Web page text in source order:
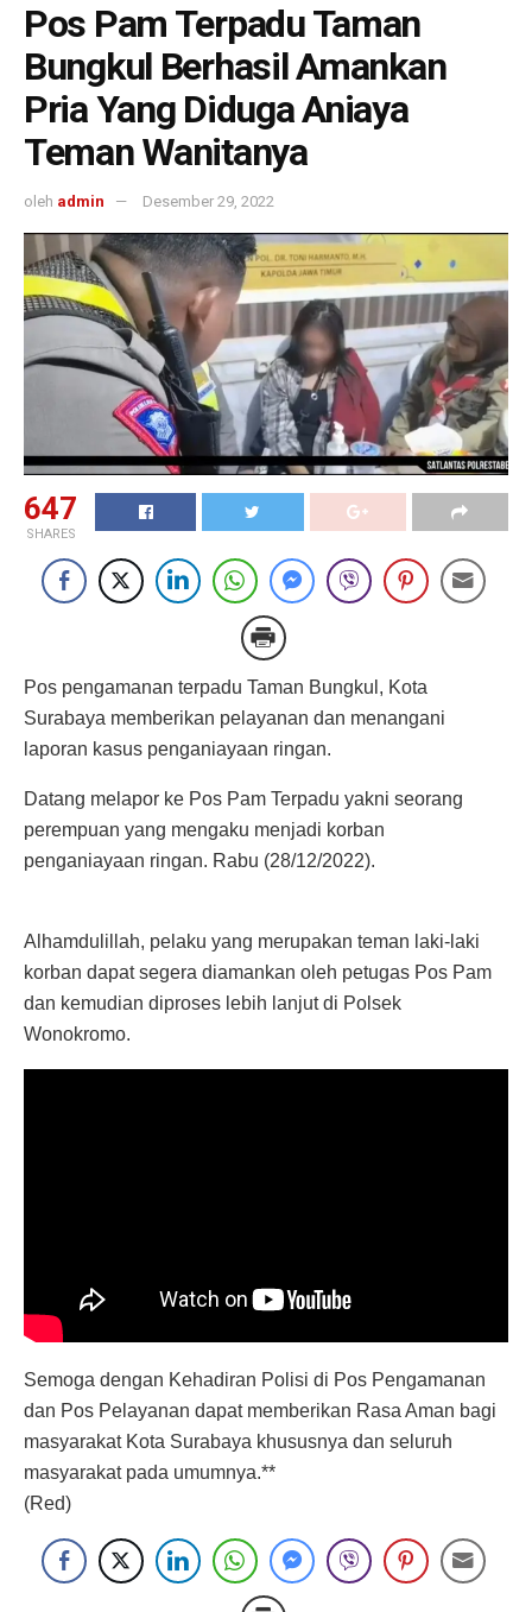
Pos Pam Terpadu Taman
Bungkul Berhasil Amankan
Pria Yang Diduga Aniaya
Teman Wanitanya
oleh admin Desember 29, 2022
647
SHARES
Pos pengamanan terpadu Taman Bungkul, Kota
Surabaya memberikan pelayanan dan menangani
laporan kasus penganiayaan ringan.
Datang melapor ke Pos Pam Terpadu yakni seorang
perempuan yang mengaku menjadi korban
penganiayaan ringan. Rabu (28/12/2022).
Alhamdulillah, pelaku yang merupakan teman laki-laki
korban dapat segera diamankan oleh petugas Pos Pam
dan kemudian diproses lebih lanjut di Polsek
Wonokromo.
Semoga dengan Kehadiran Polisi di Pos Pengamanan
dan Pos Pelayanan dapat memberikan Rasa Aman bagi
masyarakat Kota Surabaya khususnya dan seluruh
masyarakat pada umumnya.**
(Red)